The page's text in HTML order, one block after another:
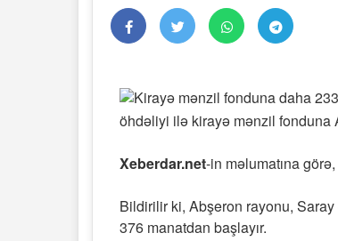
öhdəliyi ilə kirayə mənzil fonduna
Xeberdar.net-in məlumatına
Bildirilir ki, Abşeron rayonu,
376 manatdan başlayır.